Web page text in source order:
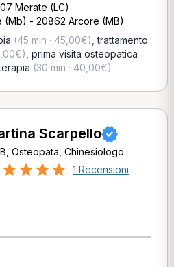
Merate (LC)
(Mb) - 20862 Arcore (MB)
(45 min · 45,00€) ,trattamento
prima visita osteopatica
(30 min · 40,00€)
Scarpello
Osteopata, Chinesiologo
1 Recensioni